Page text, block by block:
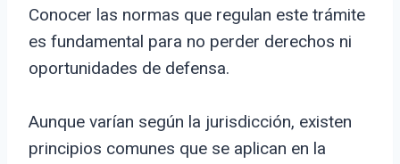
Conocer las normas que regulan este trámite
es fundamental para no perder derechos ni
oportunidades de defensa.
Aunque varían según la jurisdicción, existen
principios comunes que se aplican en la